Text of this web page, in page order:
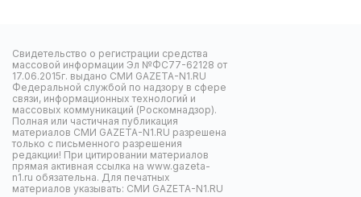
Свидетельство о регистрации средства
массовой информации Эл №ФС77-62128 от
17.06.2015г. выдано СМИ GAZETA-N1.RU
Федеральной службой по надзору в сфере
связи, информационных технологий и
массовых коммуникаций (Роскомнадзор).
Полная или частичная публикация
материалов СМИ GAZETA-N1.RU разрешена
только с письменного разрешения
редакции! При цитировании материалов
прямая активная ссылка на www.gazeta-
n1.ru обязательна. Для печатных
материалов указывать: СМИ GAZETA-N1.RU